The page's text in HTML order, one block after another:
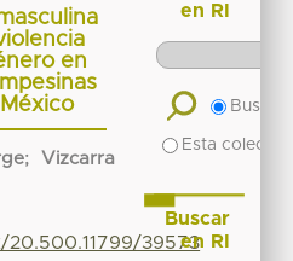
en
; Vizcarra
39573
en RI
Buscar
Esta
Buscar
en RI